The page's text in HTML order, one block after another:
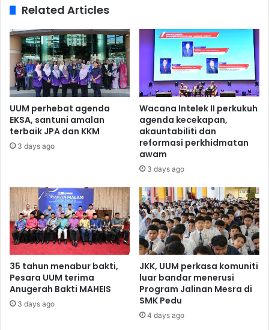
Related Articles
UUM perhebat agenda
EKSA, santuni amalan
terbaik JPA dan KKM
3 days ago
Wacana Intelek II perkukuh
agenda kecekapan,
akauntabiliti dan
reformasi perkhidmatan
awam
3 days ago
35 tahun menabur bakti,
Pesara UUM terima
Anugerah Bakti MAHEIS
3 days ago
JKK, UUM perkasa komuniti
luar bandar menerusi
Program Jalinan Mesra di
SMK Pedu
4 days ago